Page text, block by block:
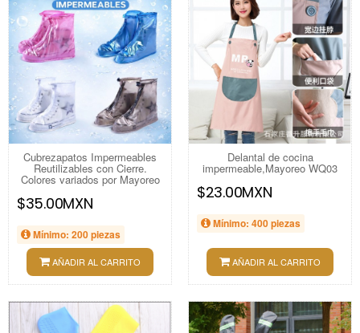
Cubrezapatos Impermeables
Reutilizables con Cierre.
Colores variados por Mayoreo
$35.00MXN
Mínimo: 200 piezas
AÑADIR AL CARRITO
Delantal de cocina
impermeable,Mayoreo WQ03
$23.00MXN
Mínimo: 400 piezas
AÑADIR AL CARRITO